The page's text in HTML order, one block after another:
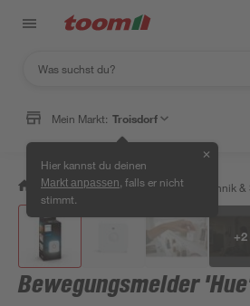
Mein Markt: Troisdorf
Hier kannst du deinen
Markt anpassen , falls er nicht
stimmt.
✕
/ Bauen & Renovieren / Haustechnik
+2
Bewegungsmelder